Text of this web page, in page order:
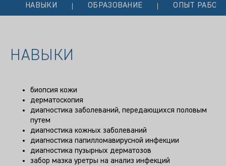
НАВЫКИ ОБРАЗОВАНИЕ ОПЫТ
НАВЫКИ
биопсия кожи
дерматоскопия
диагностика заболеваний, передающихся половым
путем
диагностика кожных заболеваний
диагностика папилломавирусной инфекции
диагностика пузырных дерматозов
забор мазка уретры на анализ инфекций